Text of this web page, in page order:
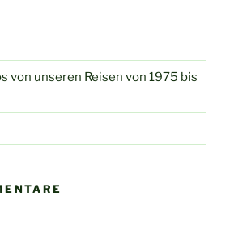
von unseren Reisen von 1975 bis